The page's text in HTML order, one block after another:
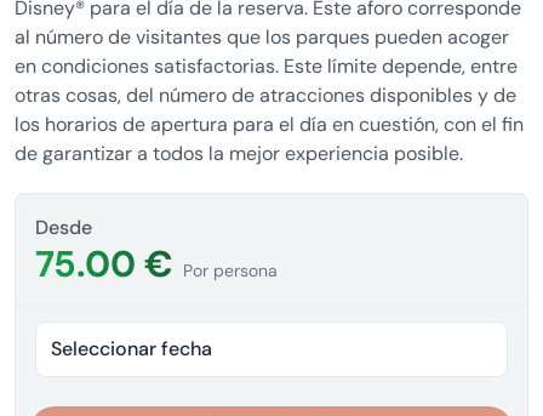
Disney® para el día de la reserva. Este aforo corresponde
al número de visitantes que los parques pueden acoger
en condiciones satisfactorias. Este límite depende, entre
otras cosas, del número de atracciones disponibles y de
los horarios de apertura para el día en cuestión, con el fin
de garantizar a todos la mejor experiencia posible.
Desde
75.00 € Por persona
Seleccionar fecha